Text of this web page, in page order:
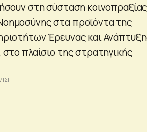
στη σύσταση κοινοπραξίας
στα προϊόντα της
Έρευνας και
πλαίσιο της στρατηγικής